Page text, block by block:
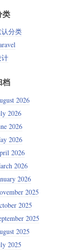
类
分类
档
2026
2026
2026
2026
2026
2026
2026
2025
2025
2025
2025
2025